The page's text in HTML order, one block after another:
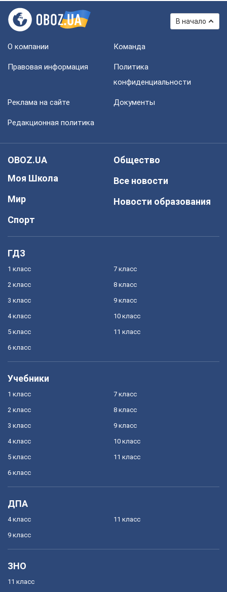
В начало
О компании Команда
Правовая информация
Политика
конфиденциальности
Реклама на сайте Документы
Редакционная политика
OBOZ.UA
Моя Школа
Мир
Спорт
Общество
Все новости
Новости образования
ГДЗ
1 класс
2 класс
3 класс
4 класс
5 класс
6 класс
7 класс
8 класс
9 класс
10 класс
11 класс
Учебники
1 класс
2 класс
3 класс
4 класс
5 класс
6 класс
7 класс
8 класс
9 класс
10 класс
11 класс
ДПА
4 класс
9 класс
11 класс
ЗНО
11 класс